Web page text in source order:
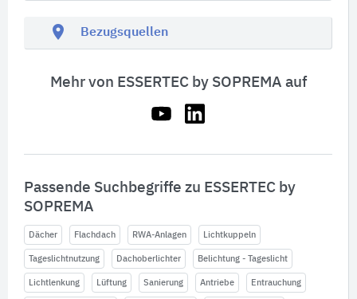
location_on Bezugsquellen
Mehr von ESSERTEC by SOPREMA auf
Passende Suchbegriffe zu ESSERTEC by
SOPREMA
Dächer Flachdach RWA-Anlagen Lichtkuppeln
Tageslichtnutzung Dachoberlichter Belichtung - Tageslicht
Lichtlenkung Lüftung Sanierung Antriebe Entrauchung